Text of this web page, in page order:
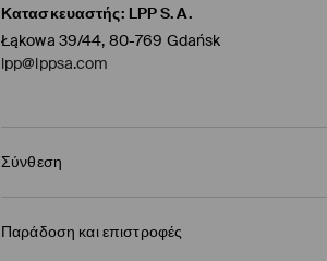
Κατασκευαστής: LPP S.A.
Łąkowa 39/44, 80-769 Gdańsk
lpp@lppsa.com
Σύνθεση
Παράδοση και επιστροφές